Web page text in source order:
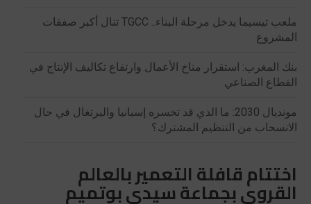
ملعب تيسيما يدخل مرحلة البناء.. TGCC تنال أكبر صفقات
المشروع
بنك المغرب: استقرار مناخ الأعمال وارتفاع تكاليف الإنتاج في
القطاع الصناعي
مونديال 2030: ما الذي قد تخسره إسبانيا والبرتغال في حال
الانسحاب من التنظيم المشترك؟
اختتام قافلة التعمير بالعالم
القروي بجماعة سيدي بوتميم